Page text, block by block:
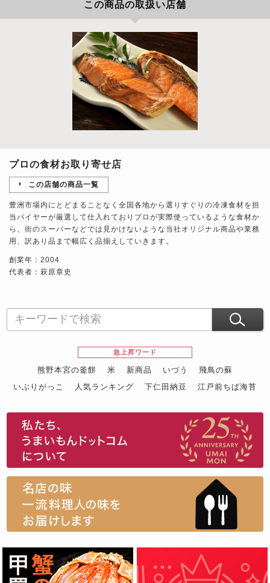
この商品の取扱い店舗
プロの食材お取り寄せ店
この店舗の商品一覧
豊洲市場内にとどまることなく全国各地から選りすぐりの冷凍食材を担
当バイヤーが厳選して仕入れておりプロが実際使っているような食材か
ら、街のスーパーなどでは見かけないような当社オリジナル商品や業務
用、訳あり品まで幅広く品揃えしていきます。
創業年：2004
代表者：萩原章史
急上昇ワード
熊野本宮の釜餅 米 新商品 いづう
飛鳥の蘇
いぶりがっこ
人気ランキング 下仁田納豆
江戸前ちば海苔